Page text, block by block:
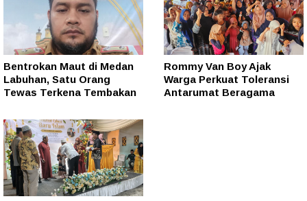
Bentrokan Maut di Medan
Labuhan, Satu Orang
Tewas Terkena Tembakan
Rommy Van Boy Ajak
Warga Perkuat Toleransi
Antarumat Beragama